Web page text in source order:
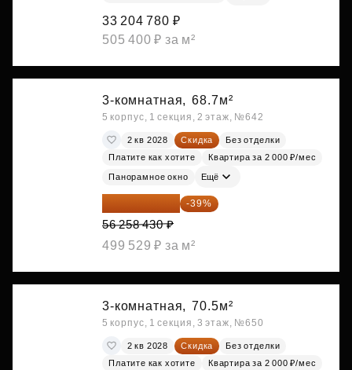
33 204 780 ₽
505 400 ₽ за м²
3-комнатная, 68.7м²
5 корпус, 1 секция, 2 этаж, №642
2 кв 2028 Скидка
Без отделки
Платите как хотите
Квартира за 2 000 ₽/мес
Панорамное окно Ещё
34 317 642 ₽ -39%
56 258 430 ₽
499 529 ₽ за м²
3-комнатная, 70.5м²
5 корпус, 1 секция, 3 этаж, №650
2 кв 2028 Скидка
Без отделки
Платите как хотите
Квартира за 2 000 ₽/мес